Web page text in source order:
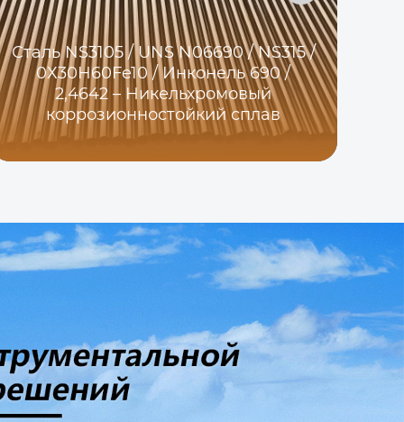
Сталь NS3105 / UNS N06690 / NS315 /
0Х30Н60Fe10 / Инконель 690 /
2,4642 – Никельхромовый
коррозионностойкий сплав